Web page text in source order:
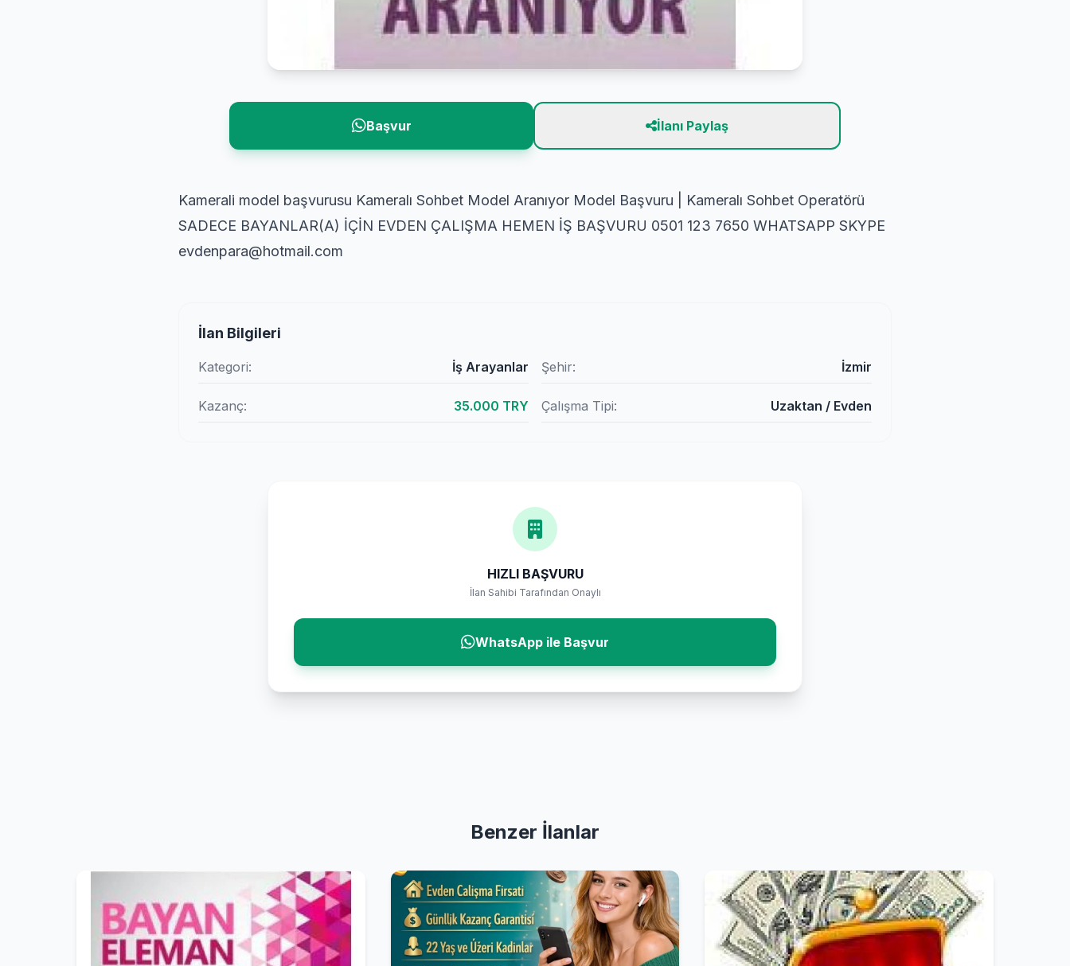
Başvur İlanı Paylaş
Kamerali model başvurusu Kameralı Sohbet Model Aranıyor Model Başvuru | Kameralı Sohbet Operatörü
SADECE BAYANLAR(A) İÇİN EVDEN ÇALIŞMA HEMEN İŞ BAŞVURU 0501 123 7650 WHATSAPP SKYPE
evdenpara@hotmail.com
İlan Bilgileri
Kategori: İş Arayanlar Şehir: İzmir
Kazanç: 35.000 TRY Çalışma Tipi: Uzaktan / Evden
HIZLI BAŞVURU
İlan Sahibi Tarafından Onaylı
WhatsApp ile Başvur
Benzer İlanlar